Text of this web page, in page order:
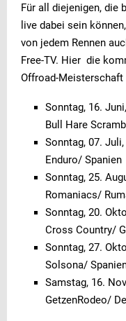
Für all diejenigen, die
live dabei sein
von jedem Rennen
Free-TV. Hier die
Offroad-
Sonntag, 16.
Bull Hare
Sonntag, 07.
Enduro/ Spanien
Sonntag, 25.
Romaniacs/
Sonntag, 20.
Cross Country/
Sonntag, 27.
Solsona/
Samstag, 16.
GetzenRodeo/